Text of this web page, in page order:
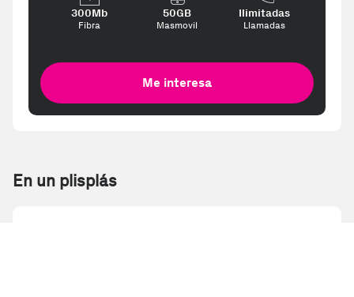
300Mb
Fibra
50GB
Masmovil
Ilimitadas
Llamadas
Me interesa
En un plisplás